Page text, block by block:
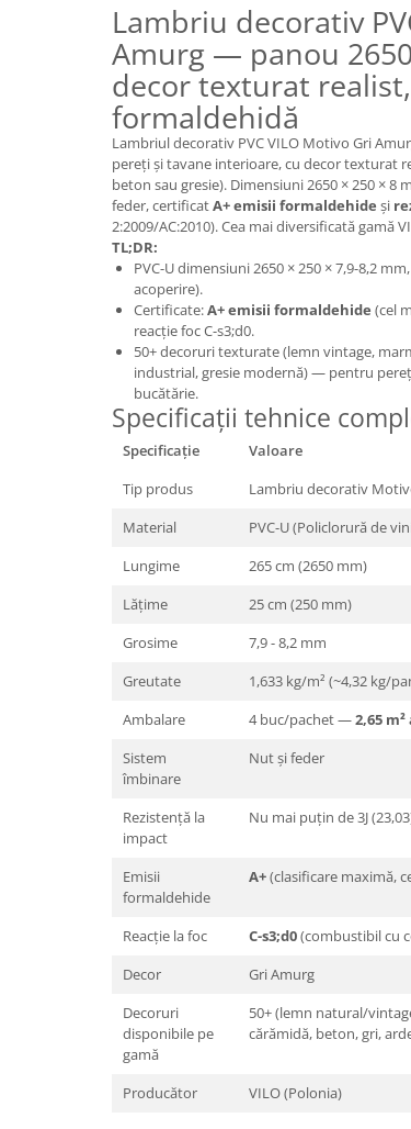
Lambriuri PVC
Lambriuri Premium
Panouri Decorative
Panouri Decorative SPC
Panouri Decorative Premium
Lambriu decorativ
Amurg — panou
decor texturat
formaldehidă
Lambriul decorativ PVC VILO Motivo Gri
pereți și tavane interioare, cu decor texturat
beton sau gresie). Dimensiuni 2650 × 250 ×
feder, certificatA+ emisii formaldehide și
2:2009/AC:2010). Cea mai diversificată
TL;DR:
PVC-U dimensiuni 2650 × 250 × 7,9-8,2
acoperire).
Certificate:A+ emisii formaldehide (cel
reacție foc C-s3;d0.
50+ decoruri texturate (lemn vintage,
industrial, gresie modernă) — pentru
bucătărie.
Specificații tehnice
Specificație
Valoare
Tip produs
Lambriu decorativ
Material
PVC-U (Policlorură de
Lungime
265 cm (2650 mm)
Lățime
25 cm (250 mm)
Grosime
7,9 - 8,2 mm
Greutate
1,633 kg/m² (~4,32 kg/
Ambalare
4 buc/pachet —2,65
Sistem
îmbinare
Nut și feder
Rezistență la
impact
Nu mai puțin de 3J
Emisii
formaldehide
A+(clasificare maximă,
Reacție la foc C-s3;d0(combustibil cu
Decor
Gri Amurg
Decoruri
disponibile pe
gamă
50+ (lemn natural/
cărămidă, beton, gri,
Producător VILO (Polonia)